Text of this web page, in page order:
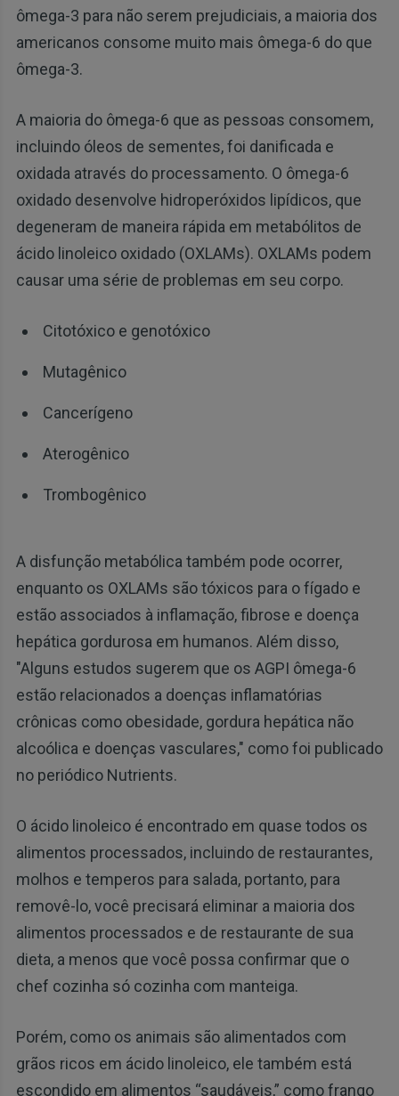
ômega-3 para não serem prejudiciais, a maioria dos
americanos consome muito mais ômega-6 do que
ômega-3.
A maioria do ômega-6 que as pessoas consomem,
incluindo óleos de sementes, foi danificada e
oxidada através do processamento. O ômega-6
oxidado desenvolve hidroperóxidos lipídicos, que
degeneram de maneira rápida em metabólitos de
ácido linoleico oxidado (OXLAMs). OXLAMs podem
causar uma série de problemas em seu corpo.
Citotóxico e genotóxico
Mutagênico
Cancerígeno
Aterogênico
Trombogênico
A disfunção metabólica também pode ocorrer,
enquanto os OXLAMs são tóxicos para o fígado e
estão associados à inflamação, fibrose e doença
hepática gordurosa em humanos. Além disso,
"Alguns estudos sugerem que os AGPI ômega-6
estão relacionados a doenças inflamatórias
crônicas como obesidade, gordura hepática não
alcoólica e doenças vasculares," como foi publicado
no periódico Nutrients.
O ácido linoleico é encontrado em quase todos os
alimentos processados, incluindo de restaurantes,
molhos e temperos para salada, portanto, para
removê-lo, você precisará eliminar a maioria dos
alimentos processados ​​e de restaurante de sua
dieta, a menos que você possa confirmar que o
chef cozinha só cozinha com manteiga.
Porém, como os animais são alimentados com
grãos ricos em ácido linoleico, ele também está
escondido em alimentos “saudáveis,” como frango